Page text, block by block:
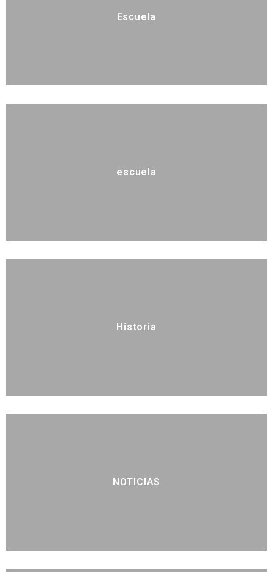
Escuela
escuela
Historia
NOTICIAS